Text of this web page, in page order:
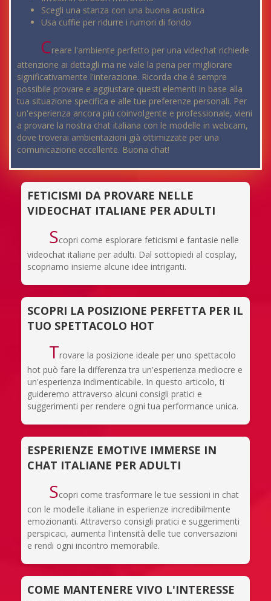
Scegli una stanza con una buona acustica
Usa cuffie per ridurre i rumori di fondo
Creare l'ambiente perfetto per una videchat richiede
attenzione ai dettagli ma ne vale la pena per migliorare
significativamente l'interazione. Ricorda che è sempre
possibile provare e aggiustare questi elementi in base alla
tua situazione specifica e alle tue preferenze personali. Per
un'esperienza ancora più coinvolgente e professionale, vieni
a provare la nostra chat italiana con le modelle in webcam,
dove troverai ambientazioni già ottimizzate per una
comunicazione eccellente. Buona chat!
FETICISMI DA PROVARE NELLE
VIDEOCHAT ITALIANE PER ADULTI
Scopri come esplorare feticismi e fantasie nelle
videochat italiane per adulti. Dal sottopiedi al cosplay,
scopriamo insieme alcune idee intriganti.
SCOPRI LA POSIZIONE PERFETTA PER IL
TUO SPETTACOLO HOT
Trovare la posizione ideale per uno spettacolo
hot può fare la differenza tra un'esperienza mediocre e
un'esperienza indimenticabile. In questo articolo, ti
guideremo attraverso alcuni consigli pratici e
suggerimenti per rendere ogni tua performance unica.
ESPERIENZE EMOTIVE IMMERSE IN
CHAT ITALIANE PER ADULTI
Scopri come trasformare le tue sessioni in chat
con le modelle italiane in esperienze incredibilmente
emozionanti. Attraverso consigli pratici e suggerimenti
perspicaci, aumenta l'intensità delle tue conversazioni
e rendi ogni incontro memorabile.
COME MANTENERE VIVO L'INTERESSE